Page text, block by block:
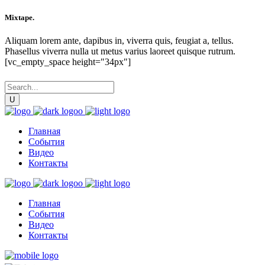
Mixtape.
Aliquam lorem ante, dapibus in, viverra quis, feugiat a, tellus.
Phasellus viverra nulla ut metus varius laoreet quisque rutrum.
[vc_empty_space height="34px"]
Главная
События
Видео
Контакты
Главная
События
Видео
Контакты